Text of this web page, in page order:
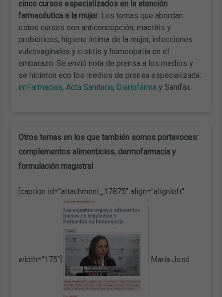
cinco cursos especializados en la atención
farmacéutica a la mujer. Los temas que abordan
estos cursos son anticoncepción, mastitis y
probióticos, higiene íntima de la mujer, infecciones
vulvovaginales y cistitis y homeopatía en el
embarazo. Se envió nota de prensa a los medios y
se hicieron eco los medios de prensa especializada:
imFarmacias,Acta Sanitaria, Diariofarma y Sanifax.
Otros temas en los que también somos portavoces:
complementos alimenticios, dermofarmacia y
formulación magistral
[caption id="attachment_17875" align="alignleft"
width="175"] María José